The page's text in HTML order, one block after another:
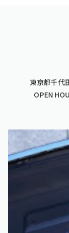
東京都千代
OPEN